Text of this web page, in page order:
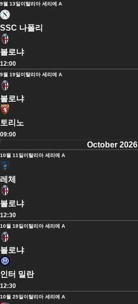
9월 13일이탈리아 세리에 A
SSC 나폴리
볼로냐
12:00
9월 19일이탈리아 세리에 A
볼로냐
토리노
09:00
October 2026
10월 11일이탈리아 세리에 A
레체
볼로냐
12:30
10월 18일이탈리아 세리에 A
볼로냐
인터 밀란
12:30
10월 25일이탈리아 세리에 A